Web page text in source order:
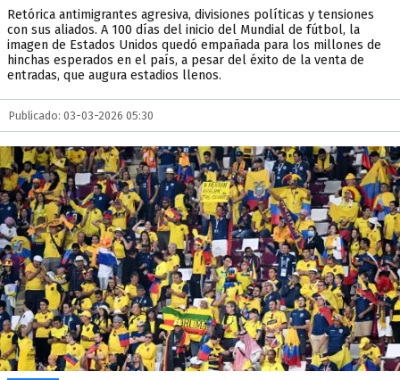
Retórica antimigrantes agresiva, divisiones políticas y tensiones
con sus aliados. A 100 días del inicio del Mundial de fútbol, la
imagen de Estados Unidos quedó empañada para los millones de
hinchas esperados en el país, a pesar del éxito de la venta de
entradas, que augura estadios llenos.
Publicado: 03-03-2026 05:30